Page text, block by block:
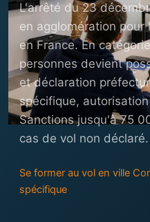
L'arrêté du 23
en agglomération
en France. En
personnes devient
et déclaration
spécifique,
Sanctions jusqu'à 75
cas de vol non déclaré.
Se former au vol en ville
spécifique